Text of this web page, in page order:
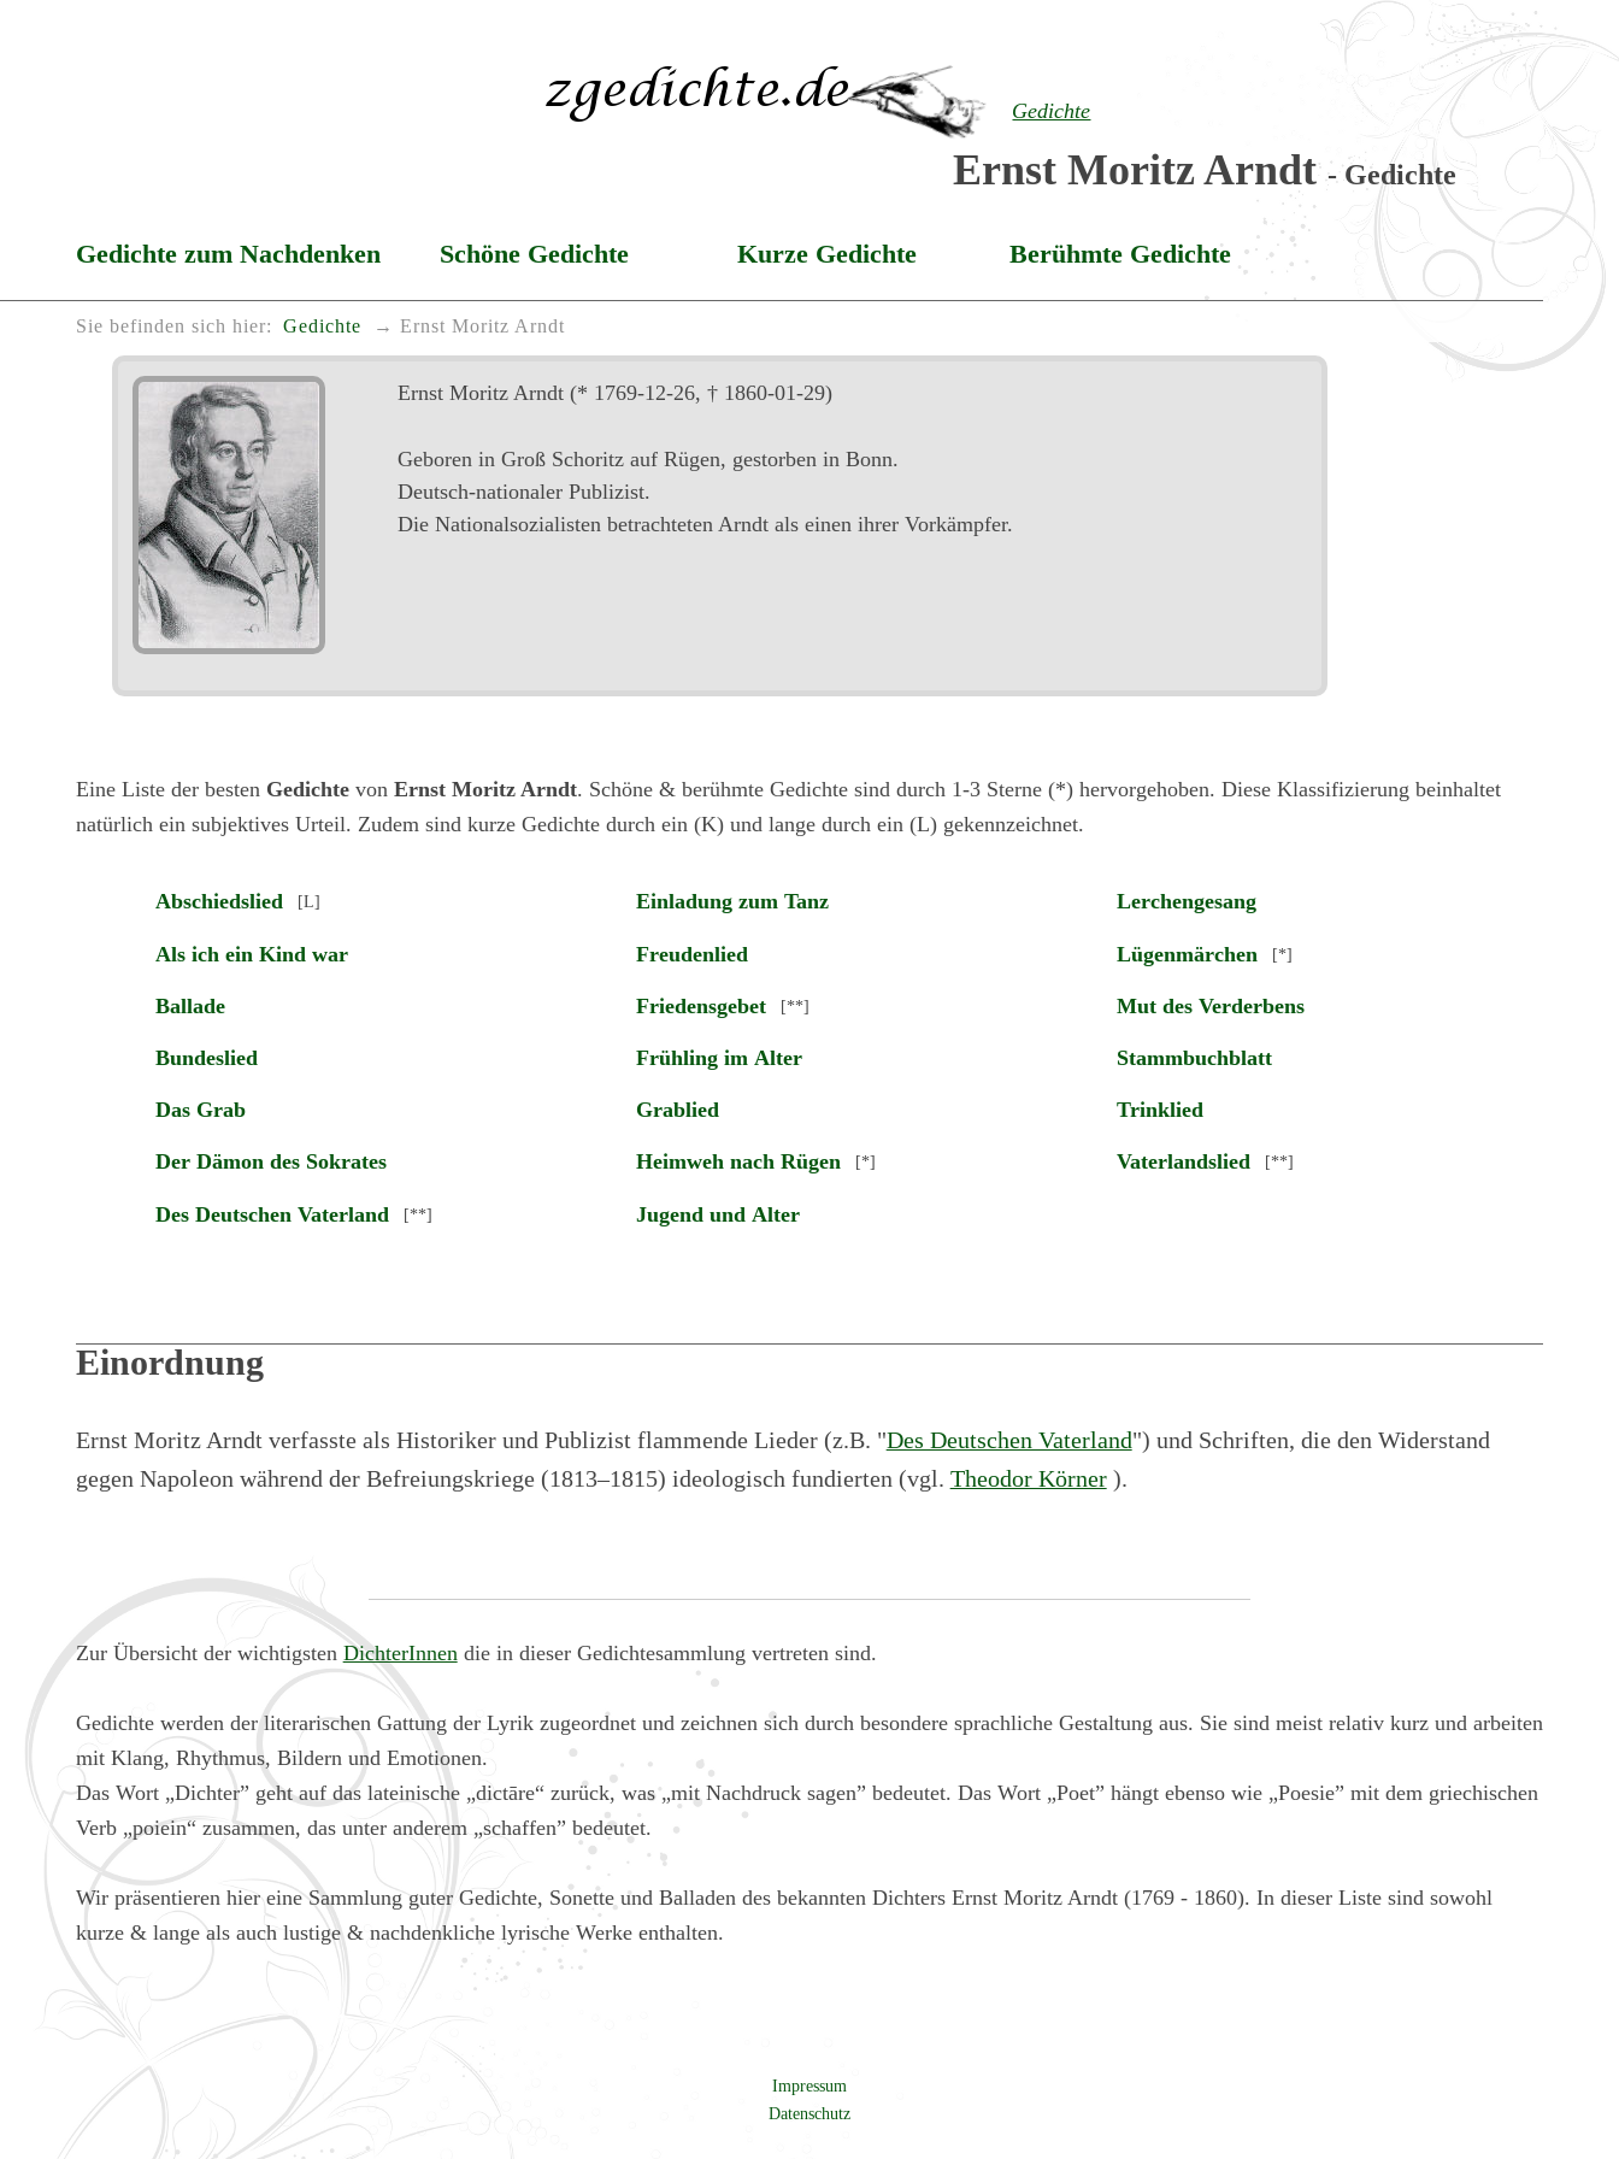
Gedichte
Ernst Moritz Arndt- Gedichte
Gedichte zum Nachdenken Schöne Gedichte Kurze Gedichte Berühmte Gedichte
Sie befinden sich hier: Gedichte Ernst Moritz Arndt
Ernst Moritz Arndt (* 1769-12-26, † 1860-01-29)
Geboren in Groß Schoritz auf Rügen, gestorben in Bonn.
Deutsch-nationaler Publizist.
Die Nationalsozialisten betrachteten Arndt als einen ihrer Vorkämpfer.
Eine Liste der besten Gedichtevon Ernst Moritz Arndt. Schöne & berühmte Gedichte sind durch 1-3 Sterne (*) hervorgehoben. Diese Klassifizierung beinhaltet
natürlich ein subjektives Urteil. Zudem sind kurze Gedichte durch ein (K) und lange durch ein (L) gekennzeichnet.
Abschiedslied [L]
Als ich ein Kind war
Ballade
Bundeslied
Das Grab
Der Dämon des Sokrates
Des Deutschen Vaterland [**]
Einladung zum Tanz
Freudenlied
Friedensgebet [**]
Frühling im Alter
Grablied
Heimweh nach Rügen [*]
Jugend und Alter
Lerchengesang
Lügenmärchen [*]
Mut des Verderbens
Stammbuchblatt
Trinklied
Vaterlandslied [**]
Einordnung
Ernst Moritz Arndt verfasste als Historiker und Publizist flammende Lieder (z.B. "Des Deutschen Vaterland") und Schriften, die den Widerstand
gegen Napoleon während der Befreiungskriege (1813–1815) ideologisch fundierten (vgl. Theodor Körner).
Zur Übersicht der wichtigsten DichterInnendie in dieser Gedichtesammlung vertreten sind.
Gedichte werden der literarischen Gattung der Lyrik zugeordnet und zeichnen sich durch besondere sprachliche Gestaltung aus. Sie sind meist relativ kurz und arbeiten
mit Klang, Rhythmus, Bildern und Emotionen.
Das Wort „Dichter” geht auf das lateinische „dictāre“ zurück, was „mit Nachdruck sagen” bedeutet. Das Wort „Poet” hängt ebenso wie „Poesie” mit dem griechischen
Verb „poiein“ zusammen, das unter anderem „schaffen” bedeutet.
Wir präsentieren hier eine Sammlung guter Gedichte, Sonette und Balladen des bekannten Dichters Ernst Moritz Arndt (1769 - 1860). In dieser Liste sind sowohl
kurze & lange als auch lustige & nachdenkliche lyrische Werke enthalten.
Impressum
Datenschutz